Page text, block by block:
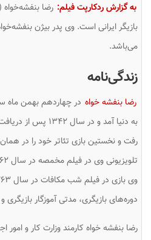
به گزارش ردکارپت فیلم:
بازیگر ایرانی است. وی پدر بیژن
می‌باشد.
زندگی‌نامه
رضا بنفشه خواه
به دنیا آمد و در سال
رفت و نخستین بازی تئاتر خود را در
دوره‌های بازیگری، مدتی آموزگار
رضا بنفشه خواه کارمند وزارت کار و امور